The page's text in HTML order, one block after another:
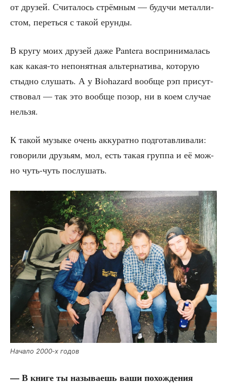
от дру­зей. Счи­та­лось стрём­ным — будучи метал­ли­
стом, переть­ся с такой ерунды.
В кру­гу моих дру­зей даже Pantera вос­при­ни­ма­лась
как какая-то непо­нят­ная аль­тер­на­ти­ва, кото­рую
стыд­но слу­шать. А у Biohazard вооб­ще рэп при­сут­
ство­вал — так это вооб­ще позор, ни в коем слу­чае
нельзя.
К такой музы­ке очень акку­рат­но под­го­тав­ли­ва­ли:
гово­ри­ли дру­зьям, мол, есть такая груп­па и её мож­
но чуть-чуть послушать.
Нача­ло 2000‑х годов
— В кни­ге ты назы­ва­ешь ваши похож­де­ния